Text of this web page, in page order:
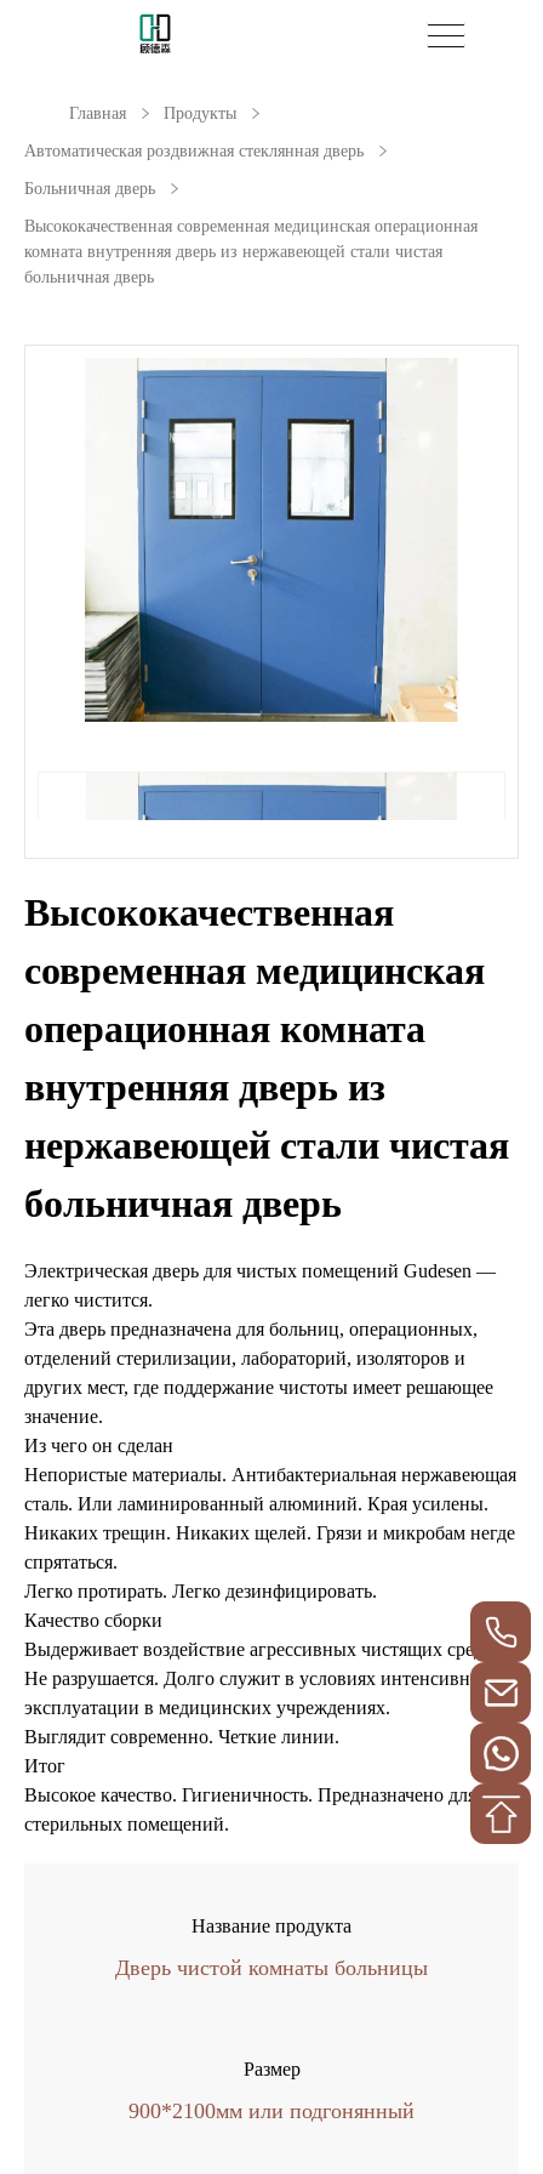
Главная Продукты
Автоматическая роздвижная стеклянная дверь
Больничная дверь
Высококачественная современная медицинская операционная
комната внутренняя дверь из нержавеющей стали чистая
больничная дверь
Высококачественная
современная медицинская
операционная комната
внутренняя дверь из
нержавеющей стали чистая
больничная дверь
Электрическая дверь для чистых помещений Gudesen —
легко чистится.
Эта дверь предназначена для больниц, операционных,
отделений стерилизации, лабораторий, изоляторов и
других мест, где поддержание чистоты имеет решающее
значение.
Из чего он сделан
Непористые материалы. Антибактериальная нержавеющая
сталь. Или ламинированный алюминий. Края усилены.
Никаких трещин. Никаких щелей. Грязи и микробам негде
спрятаться.
Легко протирать. Легко дезинфицировать.
Качество сборки
Выдерживает воздействие агрессивных чистящих средств.
Не разрушается. Долго служит в условиях интенсивной
эксплуатации в медицинских учреждениях.
Выглядит современно. Четкие линии.
Итог
Высокое качество. Гигиеничность. Предназначено для
стерильных помещений.
Название продукта
Дверь чистой комнаты больницы
Размер
900*2100мм или подгонянный